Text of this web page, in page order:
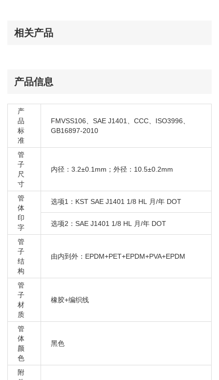
奥迪 A6 C5
奥迪 A7
奥迪 A4 B6/B7
奥迪 A4L B8
奥迪 S4 B6/B7
奥迪 S5
奥迪 A5
奥迪 A6 C5
奥迪 A6 C6
奥迪 A6L A7
奥迪 A6L C7
奥迪 A7
奥迪 A4 B5
奥迪 A4 B6/B7
奥迪 A4L B8
奥迪 S4 B6/B7
奥迪 S5
奥迪 A5
奥迪 A6 C5
奥迪 A6 C6
奥迪 A6L A7
奥迪 A6L C7
相关产品
产品信息
产
品
标
准
FMVSS106、SAE J1401、CCC、ISO3996、
GB16897-2010
管
子
尺
寸
内径：3.2±0.1mm；外径：10.5±0.2mm
管
体
印
字
选项1：KST SAE J1401 1/8 HL 月/年 DOT
选项2：SAE J1401 1/8 HL 月/年 DOT
管
子
结
构
由内到外：EPDM+PET+EPDM+PVA+EPDM
管
子
材
质
橡胶+编织线
管
体
颜
色
黑色
附